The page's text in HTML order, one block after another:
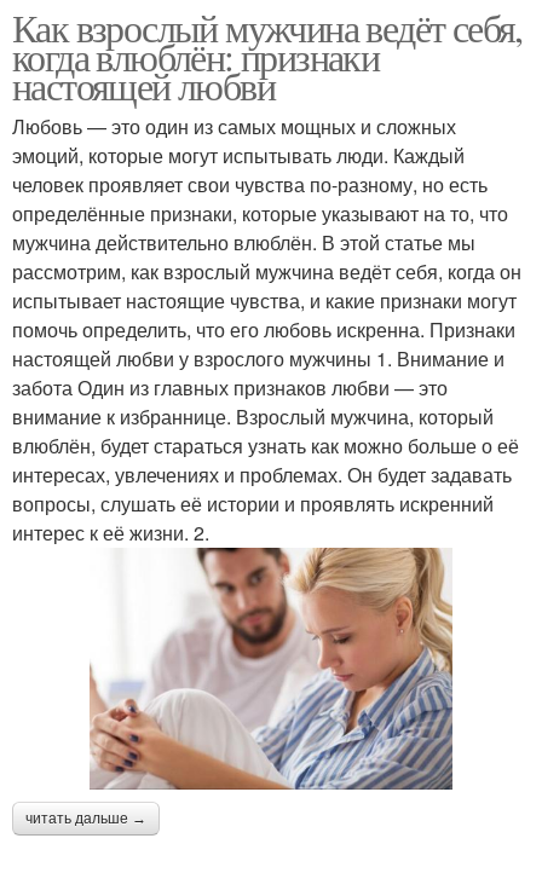
Как взрослый мужчина ведёт себя,
когда влюблён: признаки
настоящей любви
Любовь — это один из самых мощных и сложных
эмоций, которые могут испытывать люди. Каждый
человек проявляет свои чувства по-разному, но есть
определённые признаки, которые указывают на то, что
мужчина действительно влюблён. В этой статье мы
рассмотрим, как взрослый мужчина ведёт себя, когда он
испытывает настоящие чувства, и какие признаки могут
помочь определить, что его любовь искренна. Признаки
настоящей любви у взрослого мужчины 1. Внимание и
забота Один из главных признаков любви — это
внимание к избраннице. Взрослый мужчина, который
влюблён, будет стараться узнать как можно больше о её
интересах, увлечениях и проблемах. Он будет задавать
вопросы, слушать её истории и проявлять искренний
интерес к её жизни. 2.
читать дальше →